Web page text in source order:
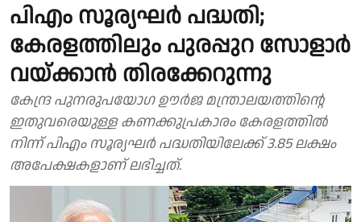
പിഎം സൂര്യഘര്‍ പദ്ധതി;
കേരളത്തിലും പുരപ്പുറ സോളാര്‍
വയ്ക്കാന്‍ തിരക്കേറുന്നു
കേന്ദ്ര പുനരുപയോഗ ഊര്‍ജ മന്ത്രാലയത്തിന്റെ
ഇതുവരെയുള്ള കണക്കുപ്രകാരം കേരളത്തില്‍
നിന്ന് പിഎം സൂര്യഘര്‍ പദ്ധതിയിലേക്ക് 3.85 ലക്ഷം
അപേക്ഷകളാണ് ലഭിച്ചത്.